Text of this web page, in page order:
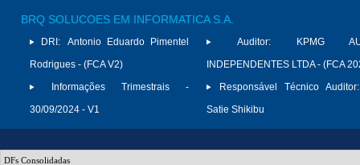
BRQ SOLUCOES EM INFORMATICA S.A.
DRI:
Antonio Eduardo Pimentel
Rodrigues - (FCA V2)
Informações Trimestrais -
30/09/2024 - V1
Auditor:
KPMG
INDEPENDENTES LTDA - (FCA
Responsável Técnico Auditor:
Satie Shikibu